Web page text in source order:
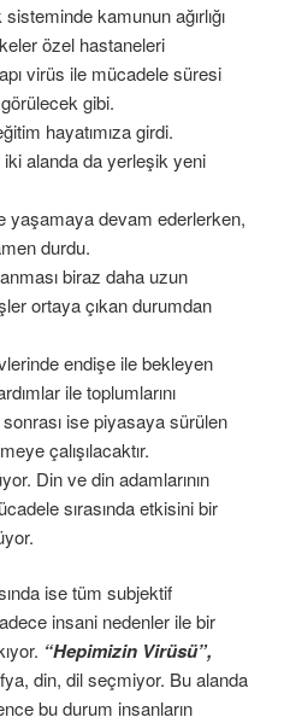
kamunun ağırlığı
özel hastaneleri
virüs ile mücadele süresi
gibi.
hayatımıza girdi.
alanda da yerleşik yeni
yaşamaya devam ederlerken,
durdu.
biraz daha uzun
ortaya çıkan durumdan
endişe ile bekleyen
ile toplumlarını
ise piyasaya sürülen
çalışılacaktır.
Din ve din adamlarının
sırasında etkisini bir
ise tüm subjektif
insani nedenler ile bir
“Hepimizin Virüsü”,
din, dil seçmiyor. Bu alanda
bu durum insanların